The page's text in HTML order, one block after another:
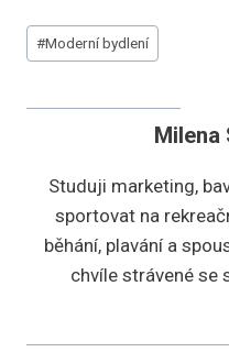
Štítky
příspěvků:
#Moderní bydlení
Studuji marketing,
sportovat na
běhání, plavání a
chvíle strávené se